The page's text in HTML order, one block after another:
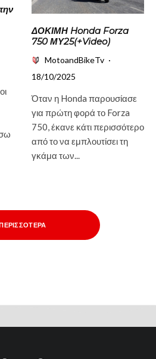
ΔΟΚΙΜΗ Honda Forza
750 ΜΥ25(+Video)
MotoandBikeTv ·
18/10/2025
Όταν η Honda παρουσίασε
για πρώτη φορά το Forza
750, έκανε κάτι περισσότερο
από το να εμπλουτίσει τη
γκάμα των...